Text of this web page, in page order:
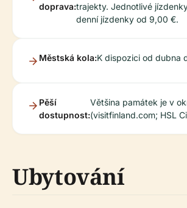
doprava:trajekty. Jednotlivé
denní jízdenky od 9,00 €.
Městská kola:K dispozici od dubna
Pěší
dostupnost:
Většina památek je v
(visitfinland.com; HSL
Ubytování